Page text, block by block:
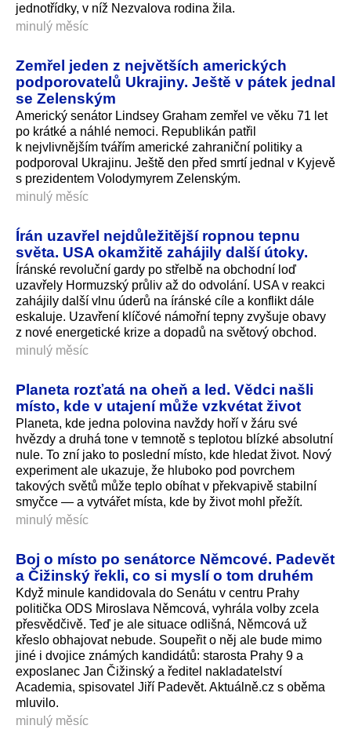
jednotřídky, v níž Nezvalova rodina žila.
minulý měsíc
Zemřel jeden z největších amerických
podporovatelů Ukrajiny. Ještě v pátek jednal
se Zelenským
Americký senátor Lindsey Graham zemřel ve věku 71 let
po krátké a náhlé nemoci. Republikán patřil
k nejvlivnějším tvářím americké zahraniční politiky a
podporoval Ukrajinu. Ještě den před smrtí jednal v Kyjevě
s prezidentem Volodymyrem Zelenským.
minulý měsíc
Írán uzavřel nejdůležitější ropnou tepnu
světa. USA okamžitě zahájily další útoky.
Íránské revoluční gardy po střelbě na obchodní loď
uzavřely Hormuzský průliv až do odvolání. USA v reakci
zahájily další vlnu úderů na íránské cíle a konflikt dále
eskaluje. Uzavření klíčové námořní tepny zvyšuje obavy
z nové energetické krize a dopadů na světový obchod.
minulý měsíc
Planeta rozťatá na oheň a led. Vědci našli
místo, kde v utajení může vzkvétat život
Planeta, kde jedna polovina navždy hoří v žáru své
hvězdy a druhá tone v temnotě s teplotou blízké absolutní
nule. To zní jako to poslední místo, kde hledat život. Nový
experiment ale ukazuje, že hluboko pod povrchem
takových světů může teplo obíhat v překvapivě stabilní
smyčce — a vytvářet místa, kde by život mohl přežít.
minulý měsíc
Boj o místo po senátorce Němcové. Padevět
a Čižinský řekli, co si myslí o tom druhém
Když minule kandidovala do Senátu v centru Prahy
politička ODS Miroslava Němcová, vyhrála volby zcela
přesvědčivě. Teď je ale situace odlišná, Němcová už
křeslo obhajovat nebude. Soupeřit o něj ale bude mimo
jiné i dvojice známých kandidátů: starosta Prahy 9 a
exposlanec Jan Čižinský a ředitel nakladatelství
Academia, spisovatel Jiří Padevět. Aktuálně.cz s oběma
mluvilo.
minulý měsíc